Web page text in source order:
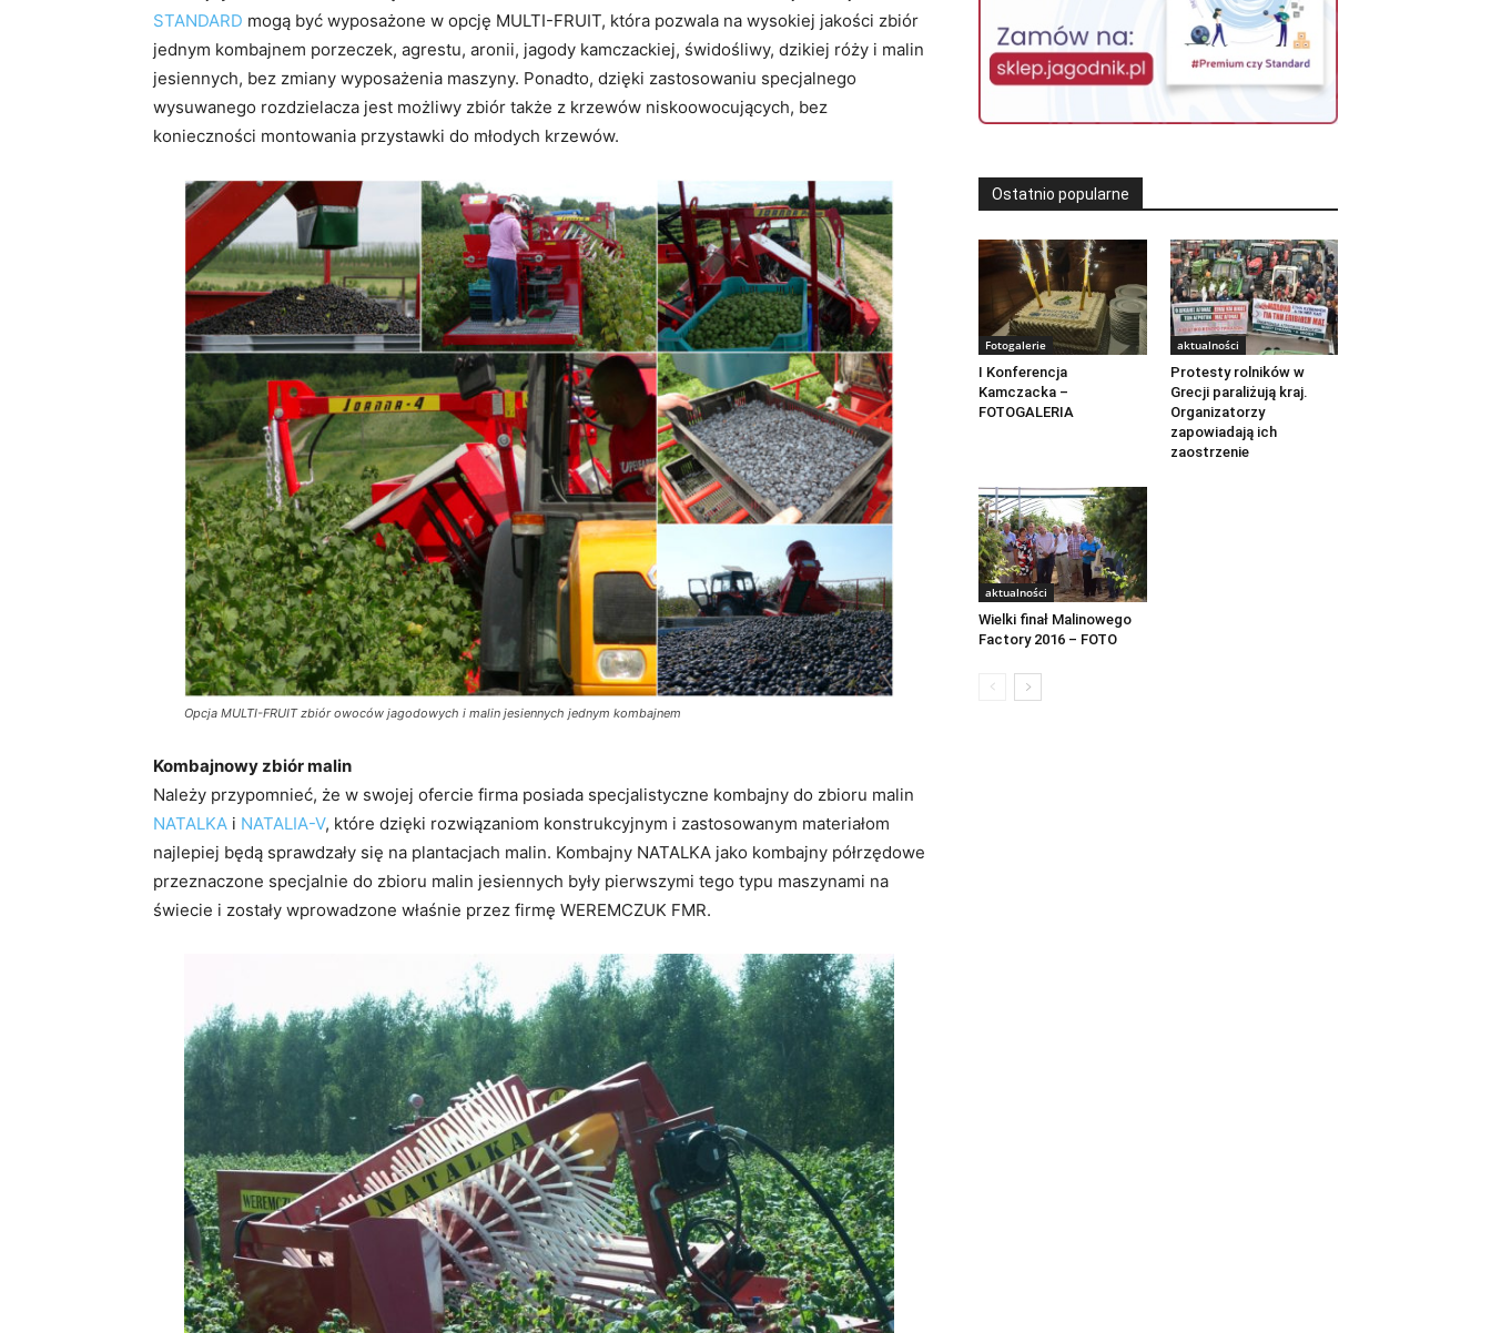
STANDARD mogą być wyposażone w opcję MULTI-FRUIT, która pozwala na wysokiej jakości zbiór
jednym kombajnem porzeczek, agrestu, aronii, jagody kamczackiej, świdośliwy, dzikiej róży i malin
jesiennych, bez zmiany wyposażenia maszyny. Ponadto, dzięki zastosowaniu specjalnego
wysuwanego rozdzielacza jest możliwy zbiór także z krzewów niskoowocujących, bez
konieczności montowania przystawki do młodych krzewów.
Opcja MULTI-FRUIT zbiór owoców jagodowych i malin jesiennych jednym kombajnem
Kombajnowy zbiór malin
Należy przypomnieć, że w swojej ofercie firma posiada specjalistyczne kombajny do zbioru malin
NATALKA i NATALIA-V, które dzięki rozwiązaniom konstrukcyjnym i zastosowanym materiałom
najlepiej będą sprawdzały się na plantacjach malin. Kombajny NATALKA jako kombajny półrzędowe
przeznaczone specjalnie do zbioru malin jesiennych były pierwszymi tego typu maszynami na
świecie i zostały wprowadzone właśnie przez firmę WEREMCZUK FMR.
Ostatnio popularne
Fotogalerie
I Konferencja
Kamczacka –
FOTOGALERIA
aktualności
Protesty rolników w
Grecji paraliżują kraj.
Organizatorzy
zapowiadają ich
zaostrzenie
aktualności
Wielki finał Malinowego
Factory 2016 – FOTO